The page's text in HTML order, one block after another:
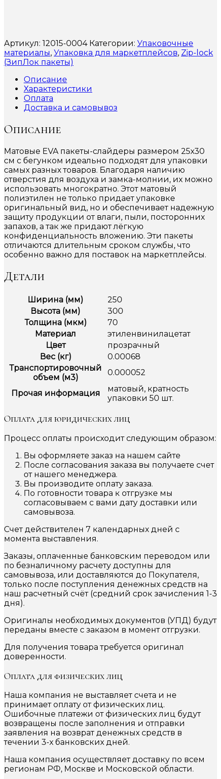
Артикул: 12015-0004 Категории: Упаковочные
материалы, Упаковка для маркетплейсов, Zip-lock
(ЗипЛок пакеты)
Описание
Характеристики
Оплата
Доставка и самовывоз
Описание
Матовые EVA пакеты-слайдеры размером 25х30
см с бегунком идеально подходят для упаковки
самых разных товаров. Благодаря наличию
отверстия для воздуха и замка-молнии, их можно
использовать многократно. Этот матовый
полиэтилен не только придает упаковке
оригинальный вид, но и обеспечивает надежную
защиту продукции от влаги, пыли, посторонних
запахов, а так же придают лёгкую
конфиденциальность вложению. Эти пакеты
отличаются длительным сроком службы, что
особенно важно для поставок на маркетплейсы.
Детали
Ширина (мм)
250
Высота (мм)
300
Толщина (мкм)
70
Материал
этиленвинилацетат
Цвет
прозрачный
Вес (кг)
0.00068
Транспортировочный
объем (м3)
0.000052
Прочая информация
матовый, кратность
упаковки 50 шт.
Оплата для юридических лиц
Процесс оплаты происходит следующим образом:
Вы оформляете заказ на нашем сайте
После согласования заказа вы получаете счет
от нашего менеджера.
Вы производите оплату заказа.
По готовности товара к отгрузке мы
согласовываем с вами дату доставки или
самовывоза.
Счет действителен 7 календарных дней с
момента выставления.
Заказы, оплаченные банковским переводом или
по безналичному расчету доступны для
самовывоза, или доставляются до Покупателя,
только после поступления денежных средств на
наш расчетный счёт (средний срок зачисления 1-3
дня).
Оригиналы необходимых документов (УПД) будут
переданы вместе с заказом в момент отгрузки.
Для получения товара требуется оригинал
доверенности.
Оплата для физических лиц
Наша компания не выставляет счета и не
принимает оплату от физических лиц.
Ошибочные платежи от физических лиц будут
возвращены после заполнения и отправки
заявления на возврат денежных средств в
течении 3-х банковских дней.
Наша компания осуществляет доставку по всем
регионам РФ, Москве и Московской области.